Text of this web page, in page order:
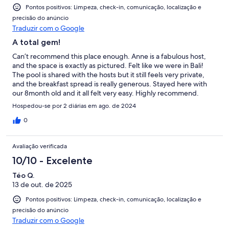
Pontos positivos: Limpeza, check-in, comunicação, localização e
precisão do anúncio
Traduzir com o Google
A total gem!
Can’t recommend this place enough. Anne is a fabulous host,
and the space is exactly as pictured. Felt like we were in Bali!
The pool is shared with the hosts but it still feels very private,
and the breakfast spread is really generous. Stayed here with
our 8month old and it all felt very easy. Highly recommend.
Hospedou-se por 2 diárias em ago. de 2024
0
Avaliação verificada
10/10 - Excelente
Téo Q.
13 de out. de 2025
Pontos positivos: Limpeza, check-in, comunicação, localização e
precisão do anúncio
Traduzir com o Google